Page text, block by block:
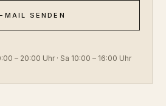
MAIL SENDEN
– 20:00 Uhr · Sa 10:00 – 16:00 Uhr